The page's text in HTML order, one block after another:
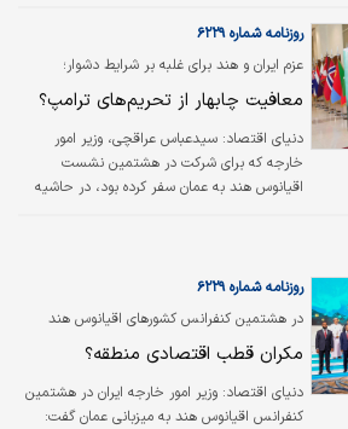
عزم ایران و هند برای غلبه بر شرایط دشوار؛
روزنامه شماره ۶۲۲۹
معافیت چابهار از تحریم‌های ترامپ؟
دنیای اقتصاد: سید‌عباس عراقچی، وزیر امور
خارجه که برای شرکت در هشتمین نشست
اقیانوس هند به عمان سفر کرده بود، در حاشیه
بندر چابهار در ارتباط است. عراقچی افزود: «ما
توافقی ۱۰ساله داریم. برخی مسائل مربوط به طرف
سوم است و طرف هندی در حال رایزنی با آمریکا در
این باره است. چابهار بندر بسیار مهمی است و
اهمیتی راهبردی دارد.» عراقچی همچنین در دیدار
با وزیر خارجه هند تصریح کرد این بار شرایط…
در هشتمین کنفرانس کشورهای اقیانوس هند
مطرح شد؛
روزنامه شماره ۶۲۲۹
مکران قطب اقتصادی منطقه؟
دنیای اقتصاد: وزیر امور خارجه ایران در هشتمین
کنفرانس اقیانوس هند به میزبانی عمان گفت: